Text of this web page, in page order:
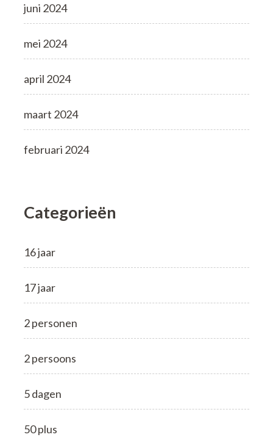
juni 2024
mei 2024
april 2024
maart 2024
februari 2024
Categorieën
16 jaar
17 jaar
2 personen
2 persoons
5 dagen
50 plus